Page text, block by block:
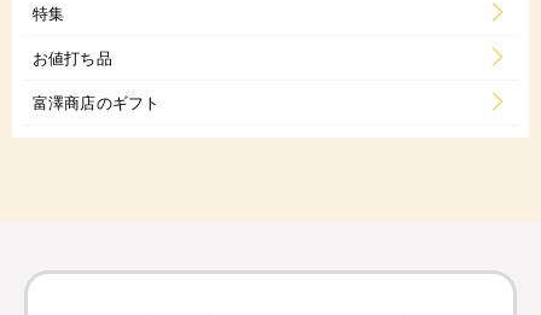
特集
お値打ち品
富澤商店のギフト